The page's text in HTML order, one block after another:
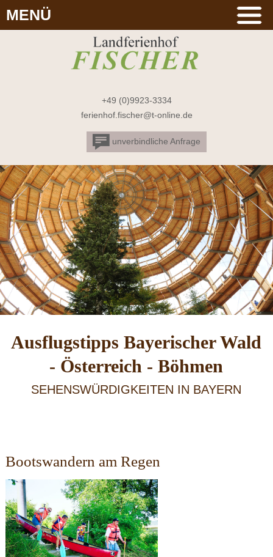
+49 (0)9923-3334
ferienhof.fischer@t-online.de
unverbindliche Anfrage
MENÜ
Ausflugstipps Bayerischer Wald
- Österreich - Böhmen
SEHENSWÜRDIGKEITEN IN BAYERN
Bootswandern am Regen